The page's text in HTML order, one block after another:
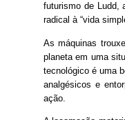
futurismo de Ludd,
radical à “vida
As máquinas
planeta em uma
tecnológico é uma
analgésicos e
ação.